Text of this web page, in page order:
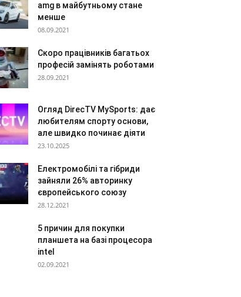
amg в майбутньому стане
менше
08.09.2021
Скоро працівників багатьох
професій замінять роботами
28.09.2021
Огляд DirecTV MySports: дає
любителям спорту основи,
але швидко починає діяти
23.10.2025
Електромобілі та гібриди
зайняли 26% авторинку
європейського союзу
28.12.2021
5 причин для покупки
планшета на базі процесора
intel
02.09.2021